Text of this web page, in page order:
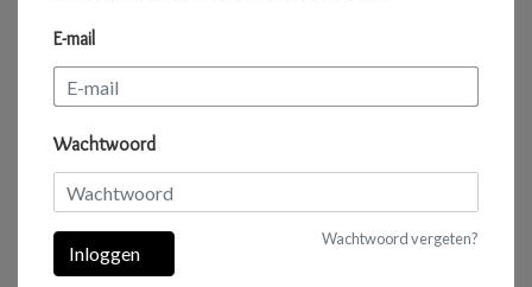
E-mail
Wachtwoord
Wachtwoord vergeten?
Inloggen